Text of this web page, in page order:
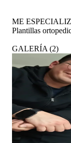
ME
Plantillas
GALERÍA (2)